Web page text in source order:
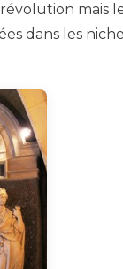
mais
dans les